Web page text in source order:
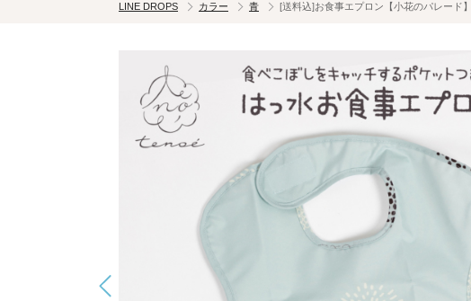
LINE DROPS カラー 青 [送料込]お食事エプロン【小花のパレード】